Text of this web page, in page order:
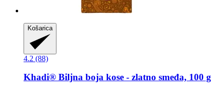
Košarica
4.2 (88)
Khadi® Biljna boja kose -​ zlatno smeđa, 100 g